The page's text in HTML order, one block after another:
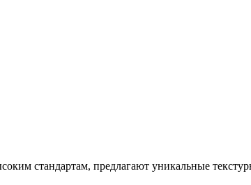
стандартам, предлагают уникальные